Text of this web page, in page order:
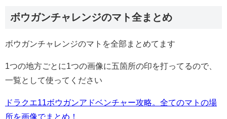
ボウガンチャレンジのマト全まとめ
ボウガンチャレンジのマトを全部まとめてます
1つの地方ごとに1つの画像に五箇所の印を打ってるので、
一覧として使ってください
ドラクエ11ボウガンアドベンチャー攻略。全てのマトの場
所を画像でまとめ！